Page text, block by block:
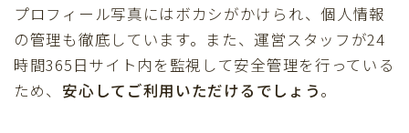
プロフィール写真にはボカシがかけられ、個人情報
の管理も徹底しています。また、運営スタッフが24
時間365日サイト内を監視して安全管理を行っている
ため、 安心してご利用いただけるでしょう。